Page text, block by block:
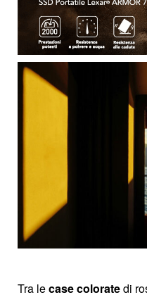
Tra lecase coloratedi